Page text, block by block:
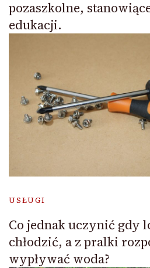
pozaszkolne,
edukacji.
USŁUGI
Co jednak uczynić gdy
chłodzić, a z pralki
wypływać woda?